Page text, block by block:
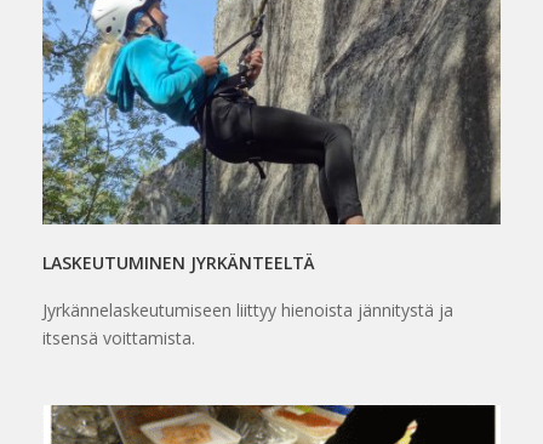
LASKEUTUMINEN JYRKÄNTEELTÄ
Jyrkännelaskeutumiseen liittyy hienoista jännitystä ja
itsensä voittamista.